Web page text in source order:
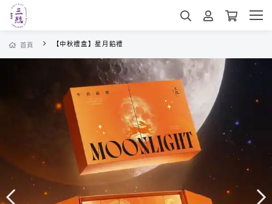
首頁 【中秋禮盒】星月餡禮